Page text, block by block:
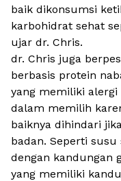
baik dikonsumsi
karbohidrat sehat
ujar dr. Chris.
dr. Chris juga
berbasis protein
yang memiliki
dalam memilih
baiknya dihindari
badan. Seperti susu
dengan kandungan
yang memiliki